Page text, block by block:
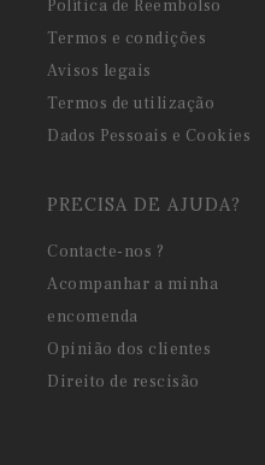
Política de Reembolso
Termos e condições
Avisos legais
Termos de utilização
Dados Pessoais e Cookies
PRECISA DE AJUDA?
Contacte-nos ?
Acompanhar a minha
encomenda
Opinião dos clientes
Direito de rescisão